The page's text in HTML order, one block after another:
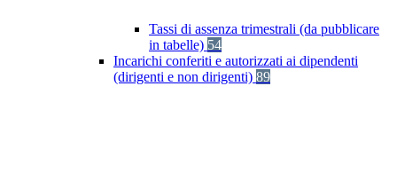
Tassi di assenza trimestrali (da pubblicare
in tabelle) 54
Incarichi conferiti e autorizzati ai dipendenti
(dirigenti e non dirigenti) 89